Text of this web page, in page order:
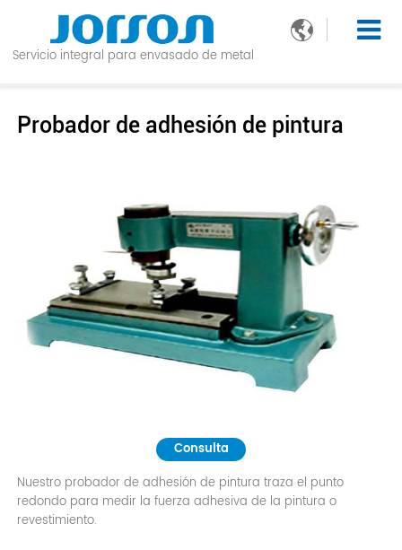

Servicio integral para envasado de metal
Probador de adhesión de pintura
Consulta
Nuestro probador de adhesión de pintura traza el punto
redondo para medir la fuerza adhesiva de la pintura o
revestimiento.